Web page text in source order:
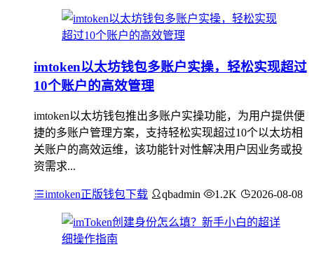
imtoken以太坊钱包多账户实操，轻松实现超过
10个账户的高效管理
imtoken以太坊钱包推出多账户实操功能，为用户提供便
捷的多账户管理方案，支持轻松实现超过10个以太坊相
关账户的高效运维，该功能针对性解决用户因业务或投
资需求...
imtoken正版钱包下载 qbadmin 1.2K 2026-08-08